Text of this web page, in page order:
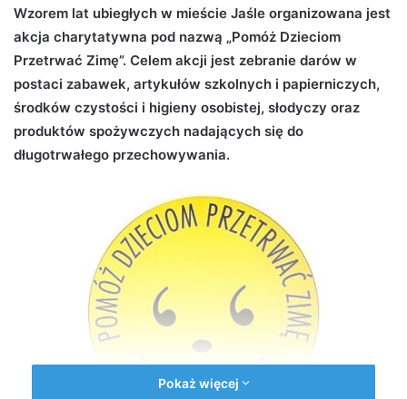
d
a
i
l
Wzorem lat ubiegłych w mieście Jaśle organizowana jest
akcja charytatywna pod nazwą „Pomóż Dzieciom
Przetrwać Zimę”. Celem akcji jest zebranie darów w
postaci zabawek, artykułów szkolnych i papierniczych,
środków czystości i higieny osobistej, słodyczy oraz
produktów spożywczych nadających się do
długotrwałego przechowywania.
Pokaż więcej